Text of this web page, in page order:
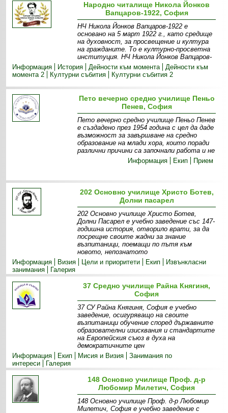
Народно читалище Никола Йонков
Вапцаров-1922, София
НЧ Никола Йонков Вапцаров-1922 е
основано на 5 март 1922 г., като средище
на духовност, за просвещение и култура
на гражданите. То е културно-просветна
институция. НЧ Никола Йонков Вапцаров-
Информация
История Дейности към момента
Дейности към
момента 2
Културни събития Културни събития 2
Пето вечерно средно училище Пеньо
Пенев, София
Пето вечерно средно училище Пеньо Пенев
е създадено през 1954 година с цел да даде
възможност за завършване на средно
образование на млади хора, които поради
различни причини са започнали работа и не
Информация
Екип Прием
202 Основно училище Христо Ботев,
Долни пасарел
202 Основно училище Христо Ботев,
Долни Пасарел е учебно заведение със 147-
годишна история, отворило врати, за да
посрещне своите жадни за знание
възпитаници, поемащи по пътя към
новото, непознатото
Информация
Визия Цели и приоритети Екип
Извънкласни
занимания
Галерия
37 Средно училище Райна Княгиня,
София
37 СУ Райна Княгиня, София е учебно
заведение, осигуряващо на своите
възпитаници обучение според държавните
образователни изисквания и стандартите
на Европейския съюз в духа на
демократичните цен
Информация
Екип Мисия и Визия
Занимания по
интереси
Галерия
148 Основно училище Проф. д-р
Любомир Милетич, София
148 Основно училище Проф. д-р Любомир
Милетич, София е учебно заведение с